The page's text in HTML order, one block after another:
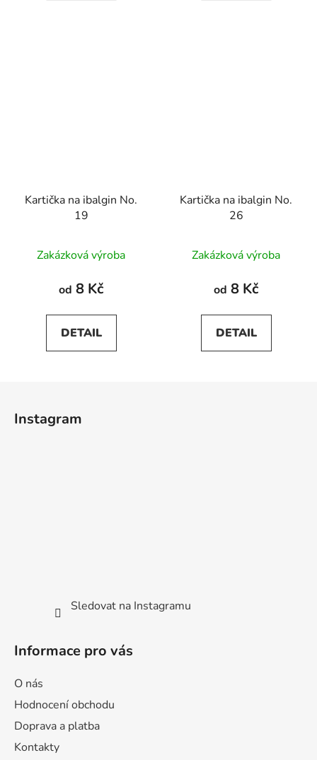
Kartička na ibalgin No.
19
Zakázková výroba
od 8 Kč
DETAIL
Kartička na ibalgin No.
26
Zakázková výroba
od 8 Kč
DETAIL
Instagram
Sledovat na Instagramu
Informace pro vás
O nás
Hodnocení obchodu
Doprava a platba
Kontakty